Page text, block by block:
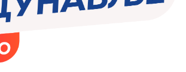
највише занимају
и стоматологија